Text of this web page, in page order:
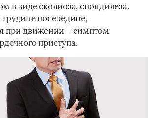
в виде сколиоза, спондилеза.
посередине,
при движении – симптом
приступа.